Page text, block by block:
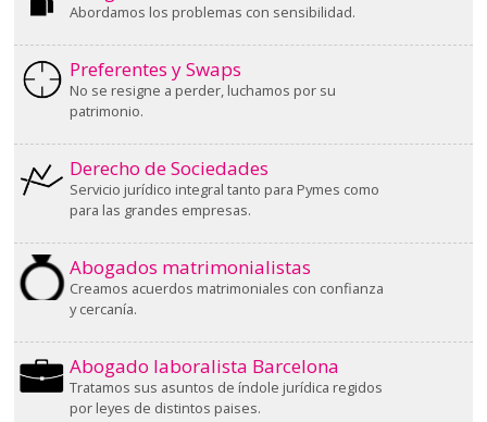
Abordamos los problemas con sensibilidad.
Preferentes y Swaps
No se resigne a perder, luchamos por su
patrimonio.
Derecho de Sociedades
Servicio jurídico integral tanto para Pymes como
para las grandes empresas.
Abogados matrimonialistas
Creamos acuerdos matrimoniales con confianza
y cercanía.
Abogado laboralista Barcelona
Tratamos sus asuntos de índole jurídica regidos
por leyes de distintos paises.